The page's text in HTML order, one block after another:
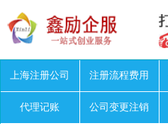
上海注册公司 注册流程费用
代理记账 公司变更注销